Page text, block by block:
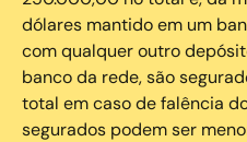
dólares mantido em um
com qualquer outro
banco da rede, são
total em caso de falência
segurados podem ser